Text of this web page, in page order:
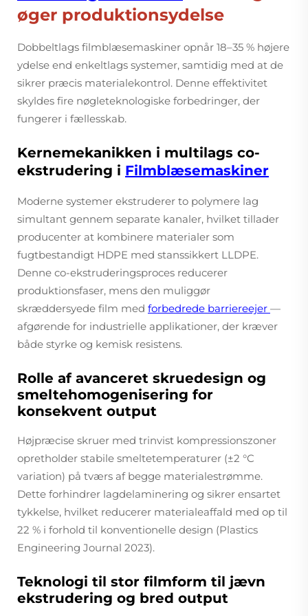
øger produktionsydelse
Dobbeltlags filmblæsemaskiner opnår 18–35 % højere
ydelse end enkeltlags systemer, samtidig med at de
sikrer præcis materialekontrol. Denne effektivitet
skyldes fire nøgleteknologiske forbedringer, der
fungerer i fællesskab.
Kernemekanikken i multilags co-
ekstrudering i Filmblæsemaskiner
Moderne systemer ekstruderer to polymere lag
simultant gennem separate kanaler, hvilket tillader
producenter at kombinere materialer som
fugtbestandigt HDPE med stanssikkert LLDPE.
Denne co-ekstruderingsproces reducerer
produktionsfaser, mens den muliggør
skræddersyede film med forbedrede barriereejer —
afgørende for industrielle applikationer, der kræver
både styrke og kemisk resistens.
Rolle af avanceret skruedesign og
smeltehomogenisering for
konsekvent output
Højpræcise skruer med trinvist kompressionszoner
opretholder stabile smeltetemperaturer (±2 °C
variation) på tværs af begge materialestrømme.
Dette forhindrer lagdelaminering og sikrer ensartet
tykkelse, hvilket reducerer materialeaffald med op til
22 % i forhold til konventionelle design (Plastics
Engineering Journal 2023).
Teknologi til stor filmform til jævn
ekstrudering og bred output